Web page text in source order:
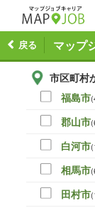
マップ
戻る
市区町村
福島市
郡山市
白河市
相馬市
田村市